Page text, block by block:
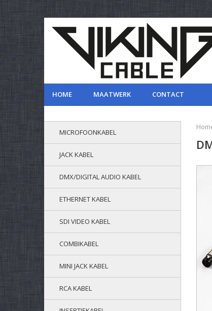
HOME MAATWERK CONTACT
MICROFOONKABEL
JACK KABEL
DMX/DIGITAL AUDIO KABEL
ETHERNET KABEL
SDI VIDEO KABEL
COMBIKABEL
MINI JACK KABEL
RCA KABEL